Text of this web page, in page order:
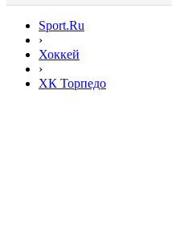
Sport.Ru
›
Хоккей
›
ХК Торпедо